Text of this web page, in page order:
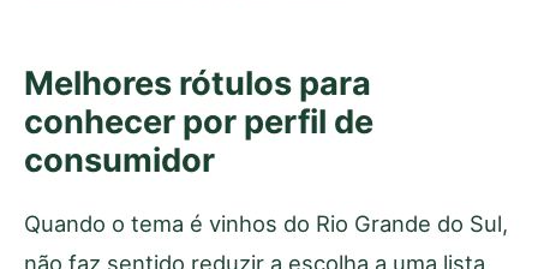
Melhores rótulos para
conhecer por perfil de
consumidor
Quando o tema é vinhos do Rio Grande do Sul,
não faz sentido reduzir a escolha a uma lista